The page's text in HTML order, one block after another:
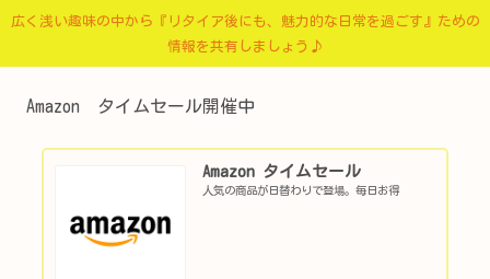
広く浅い趣味の中から『リタイア後にも、魅力的な日常を過ごす』ための
情報を共有しましょう♪
Amazon タイムセール開催中
Amazon タイムセール
人気の商品が日替わりで登場。毎日お得